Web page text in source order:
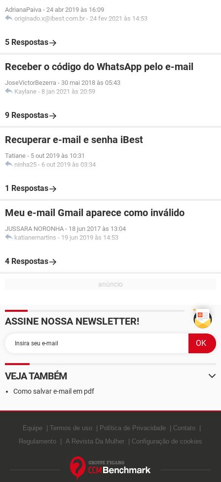
AdrianaPaiva - 24 abr 2019 às 16:09
originado.x@ibest.com.br - 24 fev 2021 às 14:53
5 Respostas
Receber o código do WhatsApp pelo e-mail
JoseVictorBezerra - 30 mai 2018 às 05:43
Kaylane - 8 jan 2021 às 20:59
9 Respostas
Recuperar e-mail e senha iBest
Tatiane - 5 out 2019 às 10:31
ninha25 - 6 out 2019 às 03:34
1 Respostas
Meu e-mail Gmail aparece como inválido
JUSSARA NORONHA - 18 jun 2017 às 13:04
katianemartins - 19 jun 2019 às 14:53
4 Respostas
ASSINE NOSSA NEWSLETTER!
VEJA TAMBÉM
Como salvar e-mail em pdf
Equipe Termos de uso Política de Privacidade
Contato
Regulamento
A Revista Da Mulher Configuração de cookies